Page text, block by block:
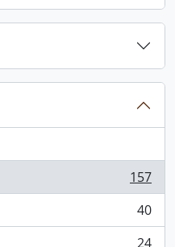
157
40
24